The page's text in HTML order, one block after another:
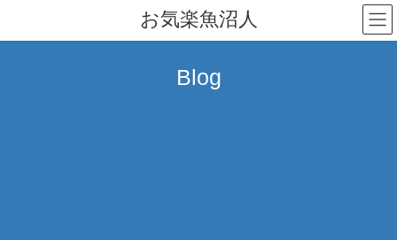
テ
ゲ
お気楽魚沼人
Blog